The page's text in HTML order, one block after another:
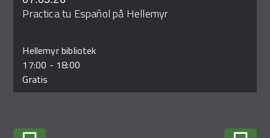
Practica tu Español på Hellemyr
Hellemyr bibliotek
17:00 - 18:00
Gratis